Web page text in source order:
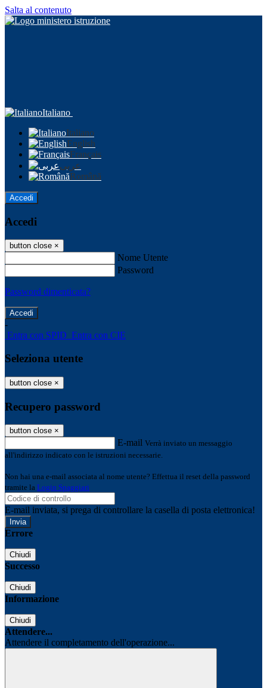
Salta al contenuto
Italiano
Italiano
English
Français
عربى
Română
Accedi
Accedi
button close ×
Nome Utente
Password
Password dimenticata?
-
Entra con SPID Entra con CIE
Seleziona utente
button close ×
Recupero password
button close ×
E-mail Verrà inviato un messaggio
all'indirizzo indicato con le istruzioni necessarie.
Non hai una e-mail associata al nome utente? Effettua il reset della password
tramite la Login Spaggiari
E-mail inviata, si prega di controllare la casella di posta elettronica!
Errore
Chiudi
Successo
Chiudi
Informazione
Chiudi
Attendere...
Attendere il completamento dell'operazione...